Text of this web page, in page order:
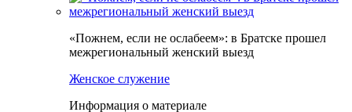
«Пожнем, если не ослабеем»: в Братске прошел
межрегиональный женский выезд
Женское служение
Информация о материале